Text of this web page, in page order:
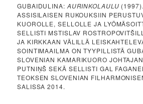
GUBAIDULINA: AURINKOLAULU
ASSISILAISEN RUKOUKSIIN
KUOROLLE, SELLOLLE JA
SELLISTI MSTISLAV
JA KIRKKAAN VÄLILLÄ
SOINTIMAAILMA ON TYYPILLISTÄ
SLOVENIAN KAMARIKUORO
PUTNIŅŠ SEKÄ SELLISTI GAL
TEOKSEN SLOVENIAN
SALISSA 2014.